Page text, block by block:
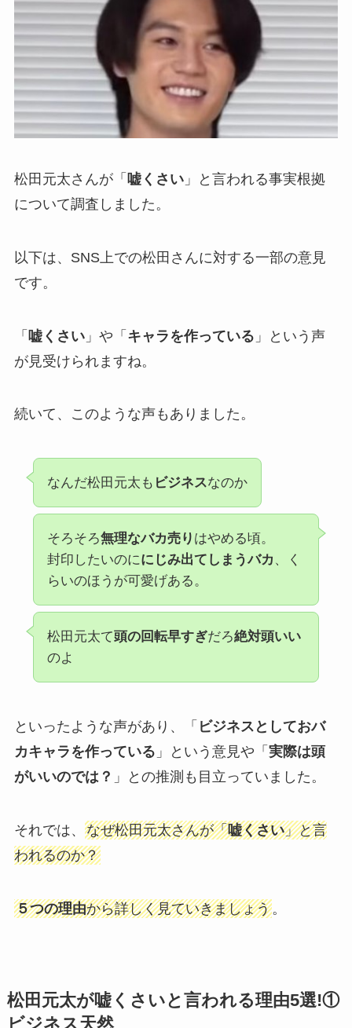
松田元太さんが「 嘘くさい」と言われる事実根拠
について調査しました。
以下は、SNS上での松田さんに対する一部の意見
です。
「 嘘くさい」や「 キャラを作っている 」という声
が見受けられますね。
続いて、このような声もありました。
なんだ松田元太も ビジネスなのか
そろそろ無理なバカ売り はやめる頃。
封印したいのににじみ出てしまうバカ 、く
らいのほうが可愛げある。
松田元太て頭の回転早すぎだろ絶対頭いい
のよ
といったような声があり、「 ビジネスとしておバ
カキャラを作っている 」という意見や「 実際は頭
がいいのでは？ 」との推測も目立っていました。
それでは、 なぜ松田元太さんが「嘘くさい」と言
われるのか？
５つの理由から詳しく見ていきましょう。
松田元太が嘘くさいと言われる理由5選!①
ビジネス天然